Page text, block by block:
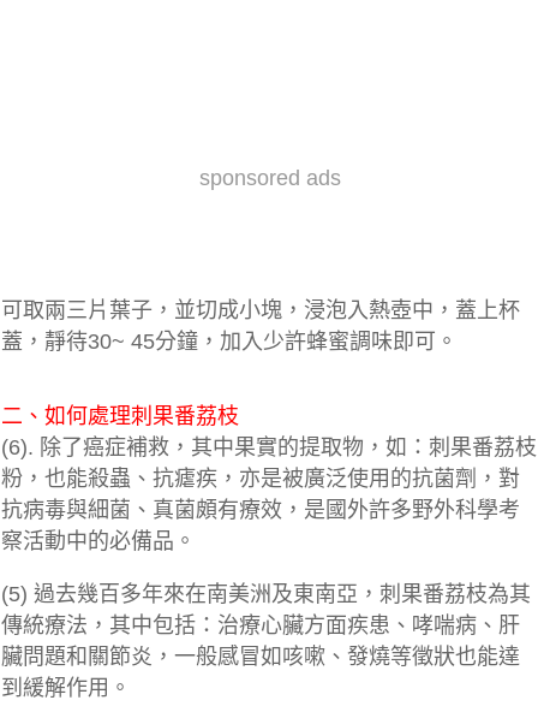
sponsored ads
可取兩三片葉子，並切成小塊，浸泡入熱壺中，蓋上杯
蓋，靜待30~ 45分鐘，加入少許蜂蜜調味即可。
二、如何處理刺果番荔枝
(6). 除了癌症補救，其中果實的提取物，如：刺果番荔枝
粉，也能殺蟲、抗瘧疾，亦是被廣泛使用的抗菌劑，對
抗病毒與細菌、真菌頗有療效，是國外許多野外科學考
察活動中的必備品。
(5) 過去幾百多年來在南美洲及東南亞，刺果番荔枝為其
傳統療法，其中包括：治療心臟方面疾患、哮喘病、肝
臟問題和關節炎，一般感冒如咳嗽、發燒等徵狀也能達
到緩解作用。